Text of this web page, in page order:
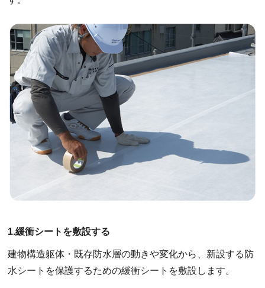
1.緩衝シートを敷設する
建物構造躯体・既存防水層の動きや変化から、新設する防
水シートを保護するための緩衝シートを敷設します。